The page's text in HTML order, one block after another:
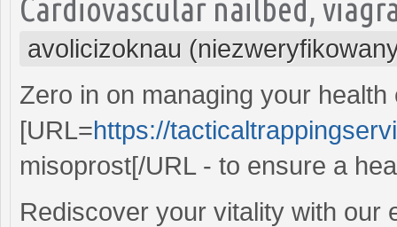
Cardiovascular nailbed,
avolicizoknau
Zero in on managing your health
[URL=https://
misoprost[/URL - to ensure a
Rediscover your vitality with our